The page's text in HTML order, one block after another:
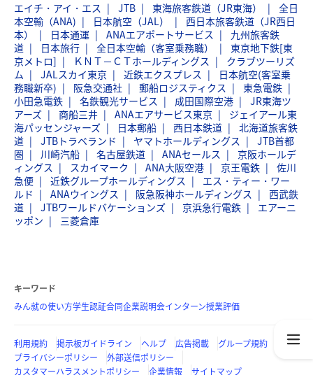
エイチ・アイ・エス JTB 東海旅客鉄道（JR東海）
全日
本空輸（ANA)
日本航空（JAL）
西日本旅客鉄道（JR西日
本）
日本通運 ANAエアポートサービス
九州旅客鉄
道
日本旅行 全日本空輸（客室乗務職）
東京地下鉄[東
京メトロ]
ＫＮＴ－ＣＴホールディングス
クラブツーリズ
ム
JALスカイ東京 近鉄エクスプレス
日本航空(客室乗
務職新卒)
阪急交通社 郵船ロジスティクス
東急電鉄
小田急電鉄
名鉄観光サービス 成田国際空港
JR東海ツ
アーズ
商船三井 ANAエアサービス東京
ジェイアール東
海パッセンジャーズ
日本郵船 西日本鉄道
北海道旅客鉄
道
JTBトラベランド ヤマトホールディングス
JTB首都
圏
川崎汽船 名古屋鉄道 ANAセールス
京阪ホールデ
ィングス
スカイマーク ANA大阪空港 京王電鉄
佐川
急便
近鉄グループホールディングス
エス・ティー・ワー
ルド
ANAウイングス 阪急阪神ホールディングス
西武鉄
道
JTBワールドバケーションズ 京浜急行電鉄
エアーニ
ッポン
三菱倉庫
キーワード
みん就の使い方学生認証合同企業説明会インターン授業評価
利用規約 掲示板ガイドライン ヘルプ 広告掲載
グループ規約
プライバシーポリシー
外部送信ポリシー
カスタマーハラスメントポリシー
企業情報 サイトマップ